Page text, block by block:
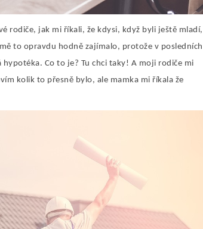
rodiče, jak mi říkali, že kdysi, když byli ještě mladí,
to opravdu hodně zajímalo, protože v posledních
Co to je? Tu chci taky! A moji rodiče mi
kolik to přesně bylo, ale mamka mi říkala že